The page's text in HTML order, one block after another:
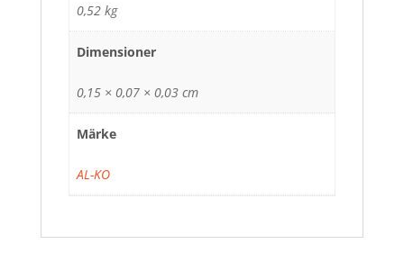
0,52 kg
Dimensioner
0,15 × 0,07 × 0,03 cm
Märke
AL-KO